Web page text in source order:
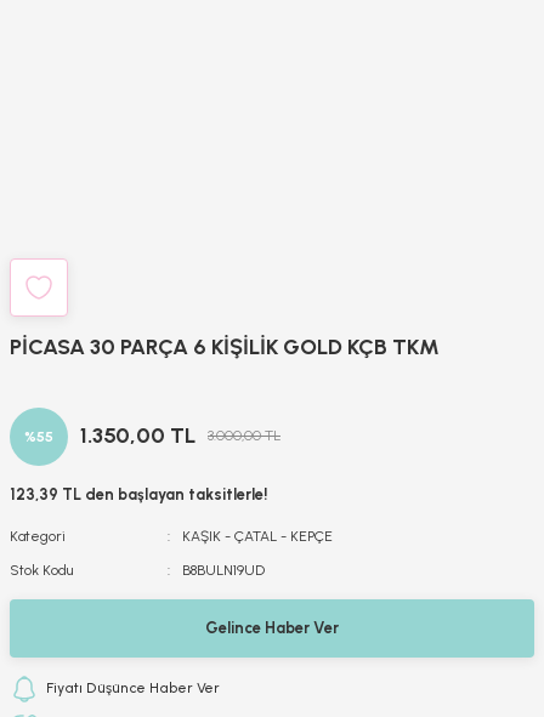
PİCASA 30 PARÇA 6 KİŞİLİK GOLD KÇB TKM
%55 1.350,00 TL 3.000,00 TL
123,39 TL den başlayan taksitlerle!
Kategori
KAŞIK - ÇATAL - KEPÇE
Stok Kodu
B8BULN19UD
Gelince Haber Ver
Fiyatı Düşünce Haber Ver